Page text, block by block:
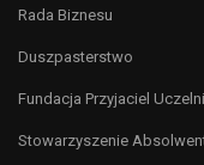
Rada Biznesu
Duszpasterstwo
Fundacja Przyjaciel Uczelni
Stowarzyszenie